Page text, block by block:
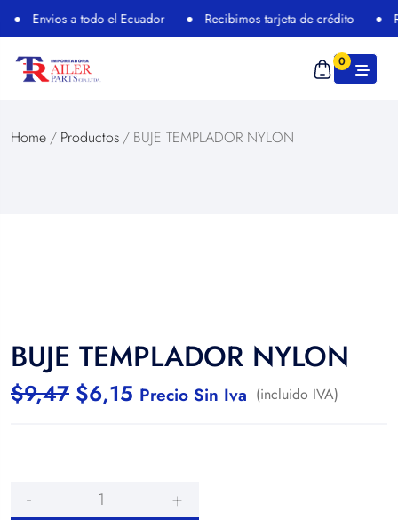
Envios a todo el Ecuador Recibimos tarjeta de crédito
0
Home / Productos / BUJE TEMPLADOR NYLON
BUJE TEMPLADOR NYLON
$9,47 $6,15 Precio Sin Iva (incluido IVA)